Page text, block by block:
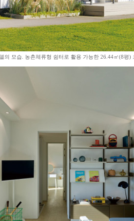
의 모습. 농촌체류형 쉼터로 활용 가능한 26.44㎡(8평)